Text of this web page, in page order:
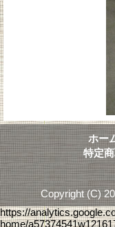
ホー
特定
Copyright (C)
https://
home/